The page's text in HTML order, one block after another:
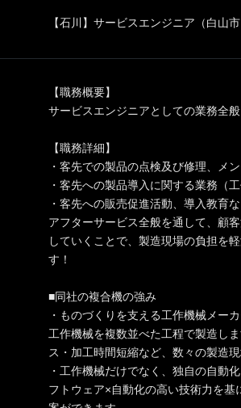
【石川】サービスエンジニア（白山市
【職務概要】
サービスエンジニアとしての業務全般
【職務詳細】
・客先での製品の点検及び修理、メ
・客先への製品導入に関する業務（
・客先への販売促進活動、導入教育
アフターサービス全般を通して、顧
していくことで、製造現場の負担を
す！
■同社の複合機の強み
・ものづくりを支える工作機械メー
工作機械を複数並べた工程で製造し
ス・加工時間短縮など、数々の製造
・工作機械だけでなく、独自の自動
フトウェア×自動化の高い技術力を